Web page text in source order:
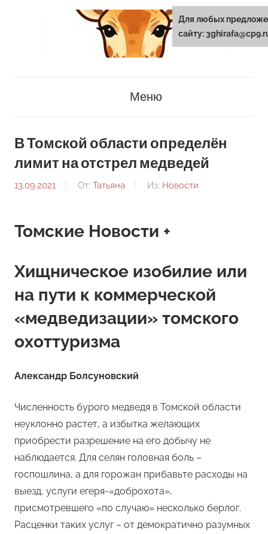
Меню
В Томской области определён
лимит на отстрел медведей
13.09.2021 От: Татьяна Из: Новости
Томские Новости +
Хищническое изобилие или
на пути к коммерческой
«медведизации» томского
охоттуризма
Александр Болсуновский
Численность бурого медведя в Томской области
неуклонно растет, а избытка желающих
приобрести разрешение на его добычу не
наблюдается. Для селян головная боль –
госпошлина, а для горожан прибавьте расходы на
выезд, услуги егеря-«доброхота»,
присмотревшего «по случаю» несколько берлог.
Расценки таких услуг – от демократично разумных
Для любых
сайту: